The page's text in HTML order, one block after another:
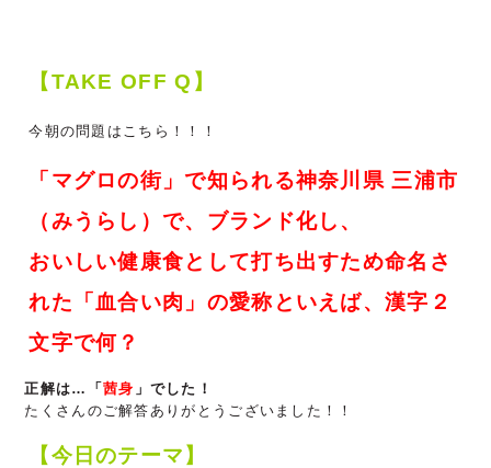
【TAKE OFF Q】
今朝の問題はこちら！！！
「マグロの街」で知られる神奈川県 三浦市
（みうらし）で、ブランド化し、
おいしい健康食として打ち出すため命名さ
れた「血合い肉」の愛称といえば、漢字２
文字で何？
正解は…「 茜身 」でした！
たくさんのご解答ありがとうございました！！
【今日のテーマ】